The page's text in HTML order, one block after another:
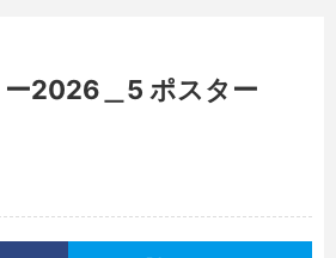
2026＿5 ポスター